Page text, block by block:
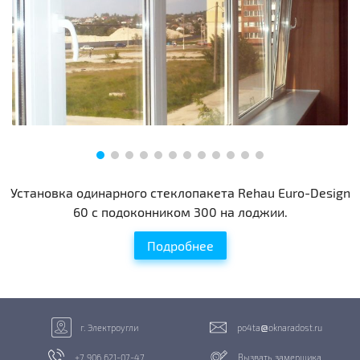
Установка одинарного стеклопакета Rehau Euro-Design
60 с подоконником 300 на лоджии.
Подробнее
г. Электроугли po4ta oknaradost.ru
+7 906 621-07-47 Вызвать замерщика